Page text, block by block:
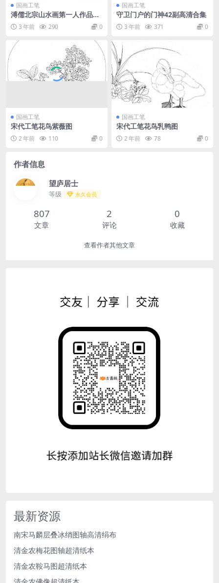
国画工笔
溥儒北宗山水画第一人作品赏
析 3 年前 290 0
国画工笔
守卫门户的门神42副高清合集
3 年前 371 0
国画工笔
宋代工笔花鸟紫薇图
2 年前 110 0
国画工笔
宋代工笔花鸟乳鸭图
2 年前 78 0
作者信息
望庐居士
等级 永久会员
807
文章
2
评论
0
收藏
查看作者其他文章
最新资源
南宋马麟层叠冰绡图轴高清绢布
清金农梅花图轴超清纸本
清金农鞍马图超清纸本